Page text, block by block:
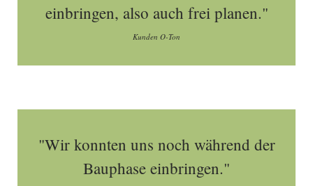
einbringen, also auch frei planen."
Kunden O-Ton
"Wir konnten uns noch während der
Bauphase einbringen."